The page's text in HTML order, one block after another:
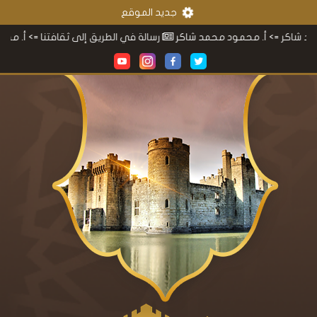
جديد الموقع
رسالة في الطريق إلى ثقافتنا=> أ. محمود أ. محمود محمد شاكر